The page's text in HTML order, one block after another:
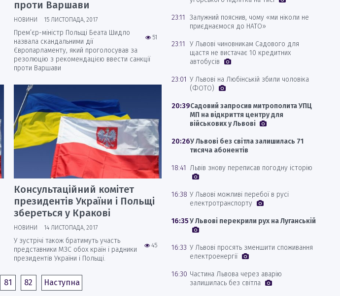
проти Варшави
НОВИНИ 15 ЛИСТОПАДА, 2017
51
Прем’єр-міністр Польщі Беата Шидло
назвала скандальними дії
Європарламенту, який проголосував за
резолюцію з рекомендацією ввести санкції
проти Варшави
Консультаційний комітет
президентів України і Польщі
збереться у Кракові
НОВИНИ 14 ЛИСТОПАДА, 2017
45
У зустрічі також братимуть участь
представники МЗС обох країн і радники
президентів України і Польщі.
81 82 Наступна
23:11
Залужний пояснив, чому «ми ніколи не
приєднаємося до НАТО»
23:11
У Львові чиновникам Садового для
щастя не вистачає 10 кредитних
автобусів
23:01 У Львові на Любінській збили чоловіка
(ФОТО)
20:39Садовий запросив митрополита УПЦ
МП на відкриття центру для
військових у Львові
20:26У Львові без світла залишилась 71
тисяча абонентів
18:41 Львів знову переписав погодну історію
16:38 У Львові можливі перебої в русі
електротранспорту
16:35У Львові перекрили рух на Луганській
16:33 У Львові просять зменшити споживання
електроенергії
16:30 Частина Львова через аварію
залишилась без світла